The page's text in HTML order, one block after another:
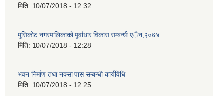
मिति: 10/07/2018 - 12:32
मुसिकोट नगरपालिकाको पूर्वाधार विकास सम्बन्धी एेन,२०७४
मिति: 10/07/2018 - 12:28
भवन निर्माण तथा नक्सा पास सम्बन्धी कार्यविधि
मिति: 10/07/2018 - 12:25